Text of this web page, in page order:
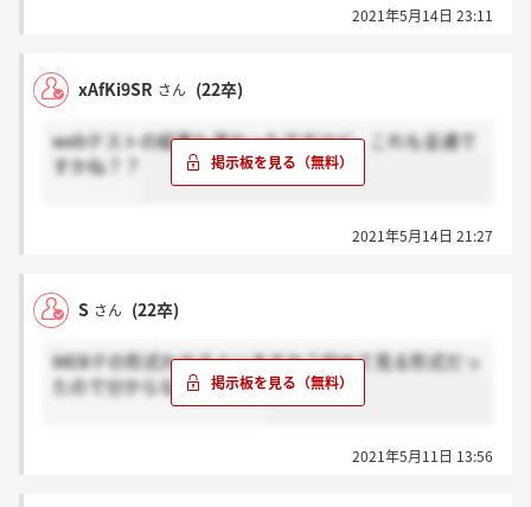
2021年5月14日 23:11
xAfKi9SR さん (22卒)
webテストの結果も速かったですけど、これも全通で
すかね？？
2021年5月14日 21:27
S さん (22卒)
WEBテの形式わかる人いますか？初めて見る形式だっ
たので分からなくて・・・
2021年5月11日 13:56